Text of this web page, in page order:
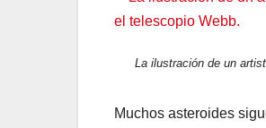
La ilustración de un
Muchos asteroides